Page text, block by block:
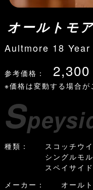
オールトモ
Aultmore 18 Year
参考価格： 2,300
※価格は変動する場合が
S
種類： スコッチウイ
シングルモル
スペイサイド
メーカー： オールト